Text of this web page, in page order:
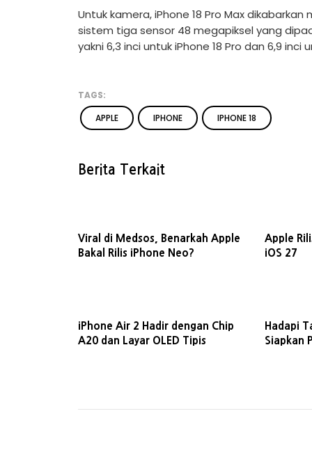
Untuk kamera, iPhone 18 Pro Max
sistem tiga sensor 48 megapiksel yang
yakni 6,3 inci untuk iPhone 18 Pro dan 6,9 inci
TAGS:
APPLE
IPHONE IPHONE 18
Berita Terkait
Viral di Medsos, Benarkah Apple
Bakal Rilis iPhone Neo?
Apple
iOS 27
iPhone Air 2 Hadir dengan Chip
A20 dan Layar OLED Tipis
Hadapi
Siapkan